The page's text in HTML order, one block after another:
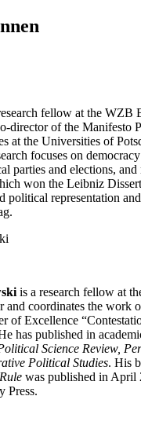
fellow at the WZB
director of the Manifesto
at the Universities of
focuses on
parties and elections,
won the Leibniz
political representation
is a research fellow at
and coordinates the work
of Excellence
has published in
Science Review,
Political Studies. His
was published in April
Press.